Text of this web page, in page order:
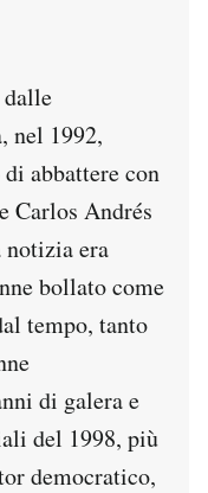
dalle
nel 1992,
di abbattere con
Carlos Andrés
notizia era
bollato come
tempo, tanto
di galera e
del 1998, più
democratico,